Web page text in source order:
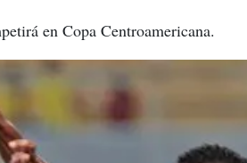
en Copa Centroamericana.